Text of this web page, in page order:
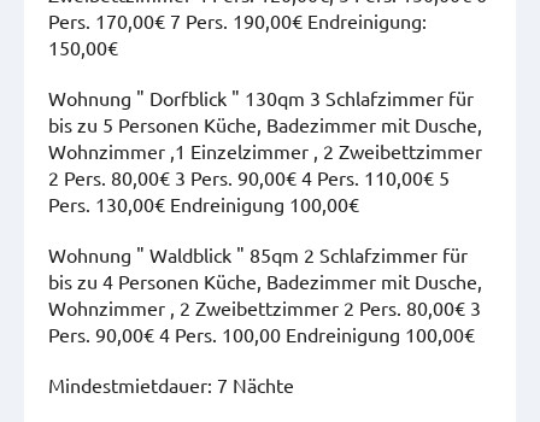
Pers. 170,00€ 7 Pers. 190,00€ Endreinigung:
150,00€
Wohnung " Dorfblick " 130qm 3 Schlafzimmer für
bis zu 5 Personen Küche, Badezimmer mit Dusche,
Wohnzimmer ,1 Einzelzimmer , 2 Zweibettzimmer
2 Pers. 80,00€ 3 Pers. 90,00€ 4 Pers. 110,00€ 5
Pers. 130,00€ Endreinigung 100,00€
Wohnung " Waldblick " 85qm 2 Schlafzimmer für
bis zu 4 Personen Küche, Badezimmer mit Dusche,
Wohnzimmer , 2 Zweibettzimmer 2 Pers. 80,00€ 3
Pers. 90,00€ 4 Pers. 100,00 Endreinigung 100,00€
Mindestmietdauer: 7 Nächte